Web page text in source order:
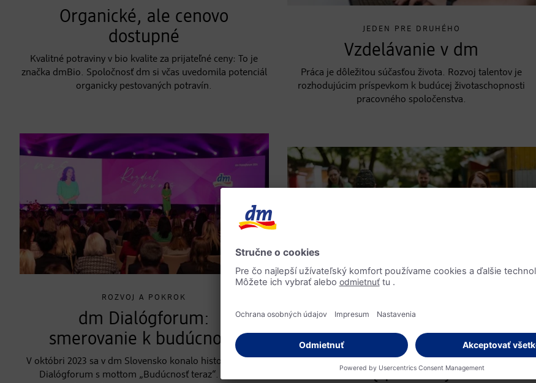
Organické, ale cenovo
dostupné
Kvalitné potraviny v bio kvalite za prijateľné ceny: To je
značka dmBio. Spoločnosť dm si včas uvedomila potenciál
organicky pestovaných potravín.
ROZVOJ A POKROK
dm Dialógforum:
smerovanie k budúcnosti
V októbri 2023 sa v dm Slovensko konalo historicky prvé
Dialógforum s mottom „Budúcnosť teraz“. Vedúci
JEDEN PRE DRUHÉHO
Vzdelávanie v dm
Práca je dôležitou súčasťou života. Rozvoj talentov je
rozhodujúcim príspevkom k budúcej životaschopnosti
pracovného spoločenstva.
JEDEN PRE DRUHÉHO
Iniciatíva firemného
dobrovoľníctva dm
{spoločne}